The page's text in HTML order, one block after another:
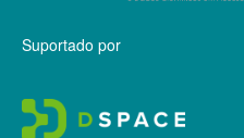
Suportado por